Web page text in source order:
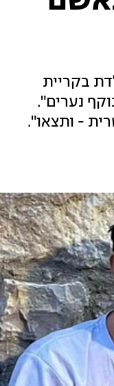
18, במסיבת יום הולדת בקריית
נערים".
- ותצאו".